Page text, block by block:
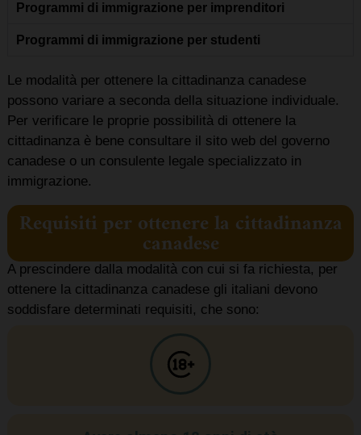
Programmi di immigrazione per imprenditori
Programmi di immigrazione per studenti
Le modalità per ottenere la cittadinanza canadese
possono variare a seconda della situazione individuale.
Per verificare le proprie possibilità di ottenere la
cittadinanza è bene consultare il sito web del governo
canadese o un consulente legale specializzato in
immigrazione.
Requisiti per ottenere la cittadinanza
canadese
A prescindere dalla modalità con cui si fa richiesta, per
ottenere la cittadinanza canadese gli italiani devono
soddisfare determinati requisiti, che sono: